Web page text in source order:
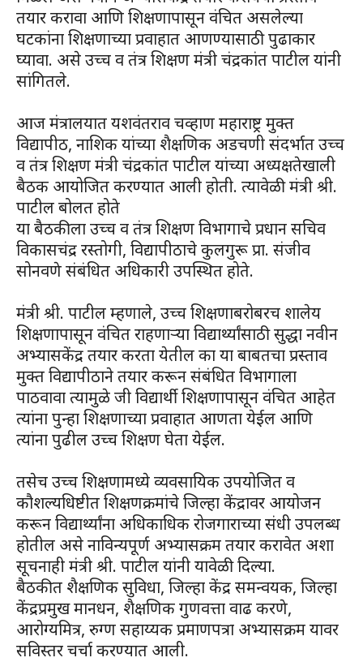
तयार करावा आणि शिक्षणापासून वंचित असलेल्या
घटकांना शिक्षणाच्या प्रवाहात आणण्यासाठी पुढाकार
घ्यावा. असे उच्च व तंत्र शिक्षण मंत्री चंद्रकांत पाटील यांनी
सांगितले.
आज मंत्रालयात यशवंतराव चव्हाण महाराष्ट्र मुक्त
विद्यापीठ, नाशिक यांच्या शैक्षणिक अडचणी संदर्भात उच्च
व तंत्र शिक्षण मंत्री चंद्रकांत पाटील यांच्या अध्यक्षतेखाली
बैठक आयोजित करण्यात आली होती. त्यावेळी मंत्री श्री.
पाटील बोलत होते
या बैठकीला उच्च व तंत्र शिक्षण विभागाचे प्रधान सचिव
विकासचंद्र रस्तोगी, विद्यापीठाचे कुलगुरू प्रा. संजीव
सोनवणे संबंधित अधिकारी उपस्थित होते.
मंत्री श्री. पाटील म्हणाले, उच्च शिक्षणाबरोबरच शालेय
शिक्षणापासून वंचित राहणाऱ्या विद्यार्थ्यांसाठी सुद्धा नवीन
अभ्यासकेंद्र तयार करता येतील का या बाबतचा प्रस्ताव
मुक्त विद्यापीठाने तयार करून संबंधित विभागाला
पाठवावा त्यामुळे जी विद्यार्थी शिक्षणापासून वंचित आहेत
त्यांना पुन्हा शिक्षणाच्या प्रवाहात आणता येईल आणि
त्यांना पुढील उच्च शिक्षण घेता येईल.
तसेच उच्च शिक्षणामध्ये व्यवसायिक उपयोजित व
कौशल्यधिष्टीत शिक्षणक्रमांचे जिल्हा केंद्रावर आयोजन
करून विद्यार्थ्यांना अधिकाधिक रोजगाराच्या संधी उपलब्ध
होतील असे नाविन्यपूर्ण अभ्यासक्रम तयार करावेत अशा
सूचनाही मंत्री श्री. पाटील यांनी यावेळी दिल्या.
बैठकीत शैक्षणिक सुविधा, जिल्हा केंद्र समन्वयक, जिल्हा
केंद्रप्रमुख मानधन, शैक्षणिक गुणवत्ता वाढ करणे,
आरोग्यमित्र, रुग्ण सहाय्यक प्रमाणपत्रा अभ्यासक्रम यावर
सविस्तर चर्चा करण्यात आली.